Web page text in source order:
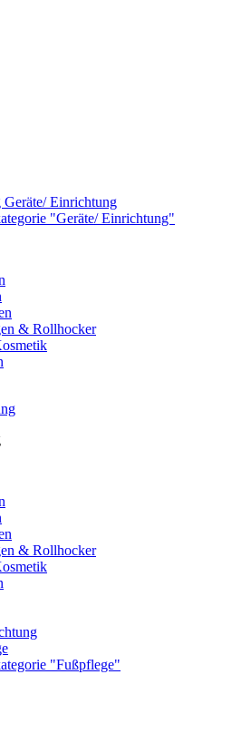
Geräte/ Einrichtung
"Geräte/ Einrichtung"
& Rollhocker
& Rollhocker
"Fußpflege"